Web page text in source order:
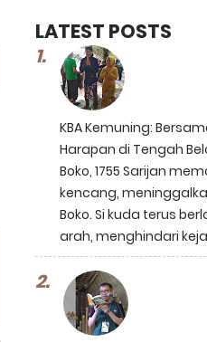
LATEST POSTS
KBA Kemuning:
Harapan di Tengah
Boko, 1755 Sarijan
kencang,
Boko. Si kuda terus
arah, menghindari